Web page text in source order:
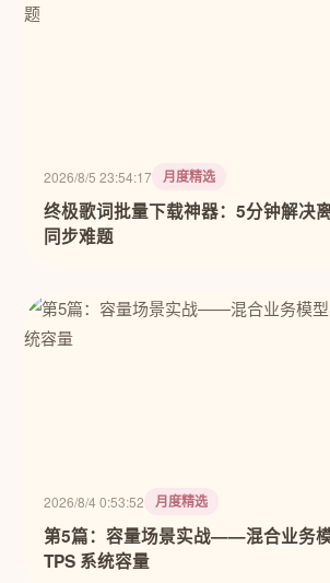
2026/8/5 23:54:17 月度精选
终极歌词批量下载神器：5分钟解决
同步难题
2026/8/4 0:53:52 月度精选
第5篇：容量场景实战——混合业务
TPS 系统容量